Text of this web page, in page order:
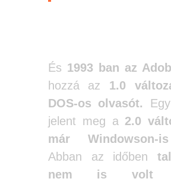
És 1993 ban az
hozzá az 1.0
DOS-os olvasót.
jelent meg a 2.0
már Windowson-is
Abban az időben
nem is volt